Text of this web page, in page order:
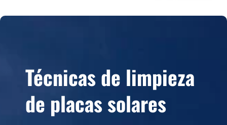
Técnicas de limpieza
de placas solares